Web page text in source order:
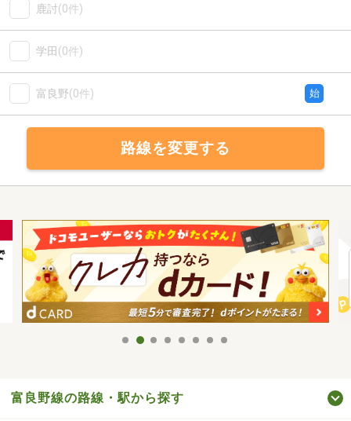
鹿討(0件)
学田 (0件)
富良野(0件) 始
路線を変更する
富良野線の路線・駅から探す